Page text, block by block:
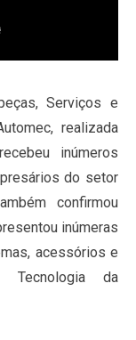
Serviços e
realizada
inúmeros
do setor
confirmou
inúmeras
acessórios e
Tecnologia da